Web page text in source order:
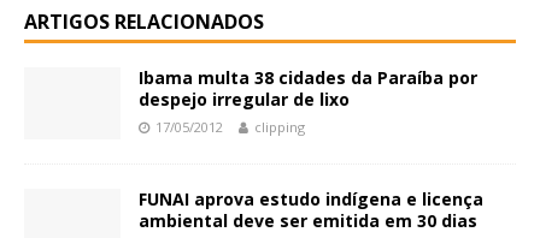
ARTIGOS RELACIONADOS
Ibama multa 38 cidades da Paraíba por
despejo irregular de lixo
17/05/2012 clipping
FUNAI aprova estudo indígena e licença
ambiental deve ser emitida em 30 dias